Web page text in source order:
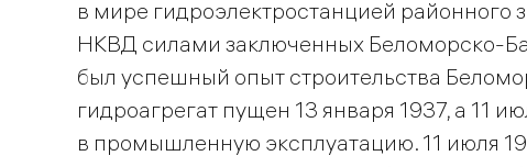
в мире гидроэлектростанцией районного
НКВД силами заключенных Беломорско-
был успешный опыт строительства
гидроагрегат пущен 13 января 1937, а 11
в промышленную эксплуатацию. 11 июля